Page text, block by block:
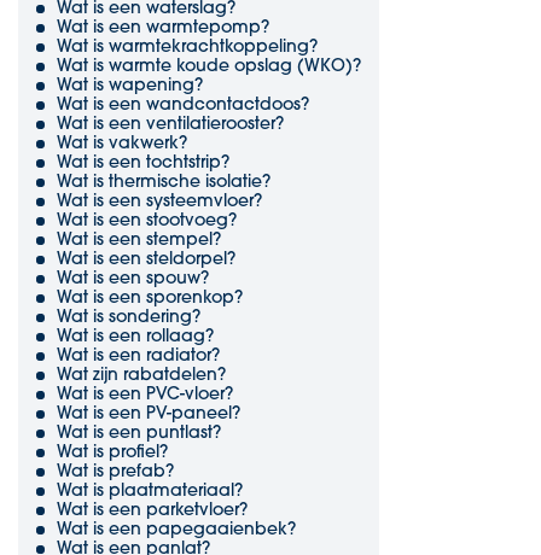
Wat is een waterslag?
Wat is een warmtepomp?
Wat is warmtekrachtkoppeling?
Wat is warmte koude opslag (WKO)?
Wat is wapening?
Wat is een wandcontactdoos?
Wat is een ventilatierooster?
Wat is vakwerk?
Wat is een tochtstrip?
Wat is thermische isolatie?
Wat is een systeemvloer?
Wat is een stootvoeg?
Wat is een stempel?
Wat is een steldorpel?
Wat is een spouw?
Wat is een sporenkop?
Wat is sondering?
Wat is een rollaag?
Wat is een radiator?
Wat zijn rabatdelen?
Wat is een PVC-vloer?
Wat is een PV-paneel?
Wat is een puntlast?
Wat is profiel?
Wat is prefab?
Wat is plaatmateriaal?
Wat is een parketvloer?
Wat is een papegaaienbek?
Wat is een panlat?